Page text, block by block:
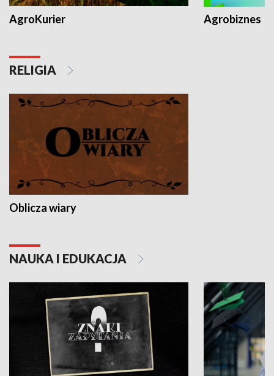
AgroKurier Agrobiznes
RELIGIA
Oblicza wiary
NAUKA I EDUKACJA